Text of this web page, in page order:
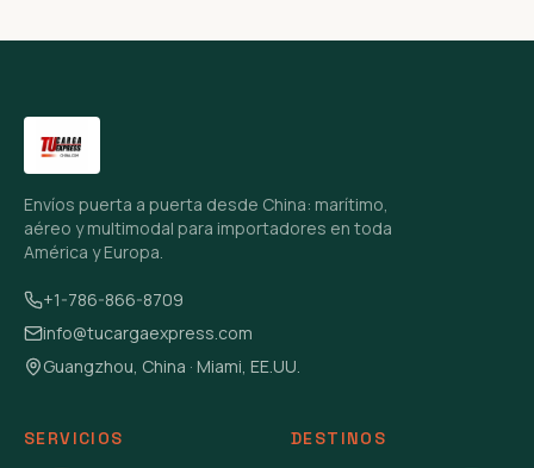
Envíos puerta a puerta desde China: marítimo,
aéreo y multimodal para importadores en toda
América y Europa.
+1-786-866-8709
info@tucargaexpress.com
Guangzhou, China · Miami, EE.UU.
SERVICIOS DESTINOS